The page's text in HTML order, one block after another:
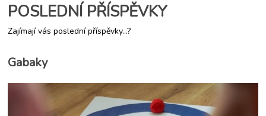
POSLEDNÍ PŘÍSPĚVKY
Zajímají vás poslední příspěvky...?
Gabaky